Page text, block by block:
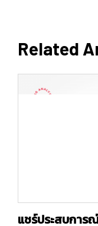
Related
แชร์ประสบการ